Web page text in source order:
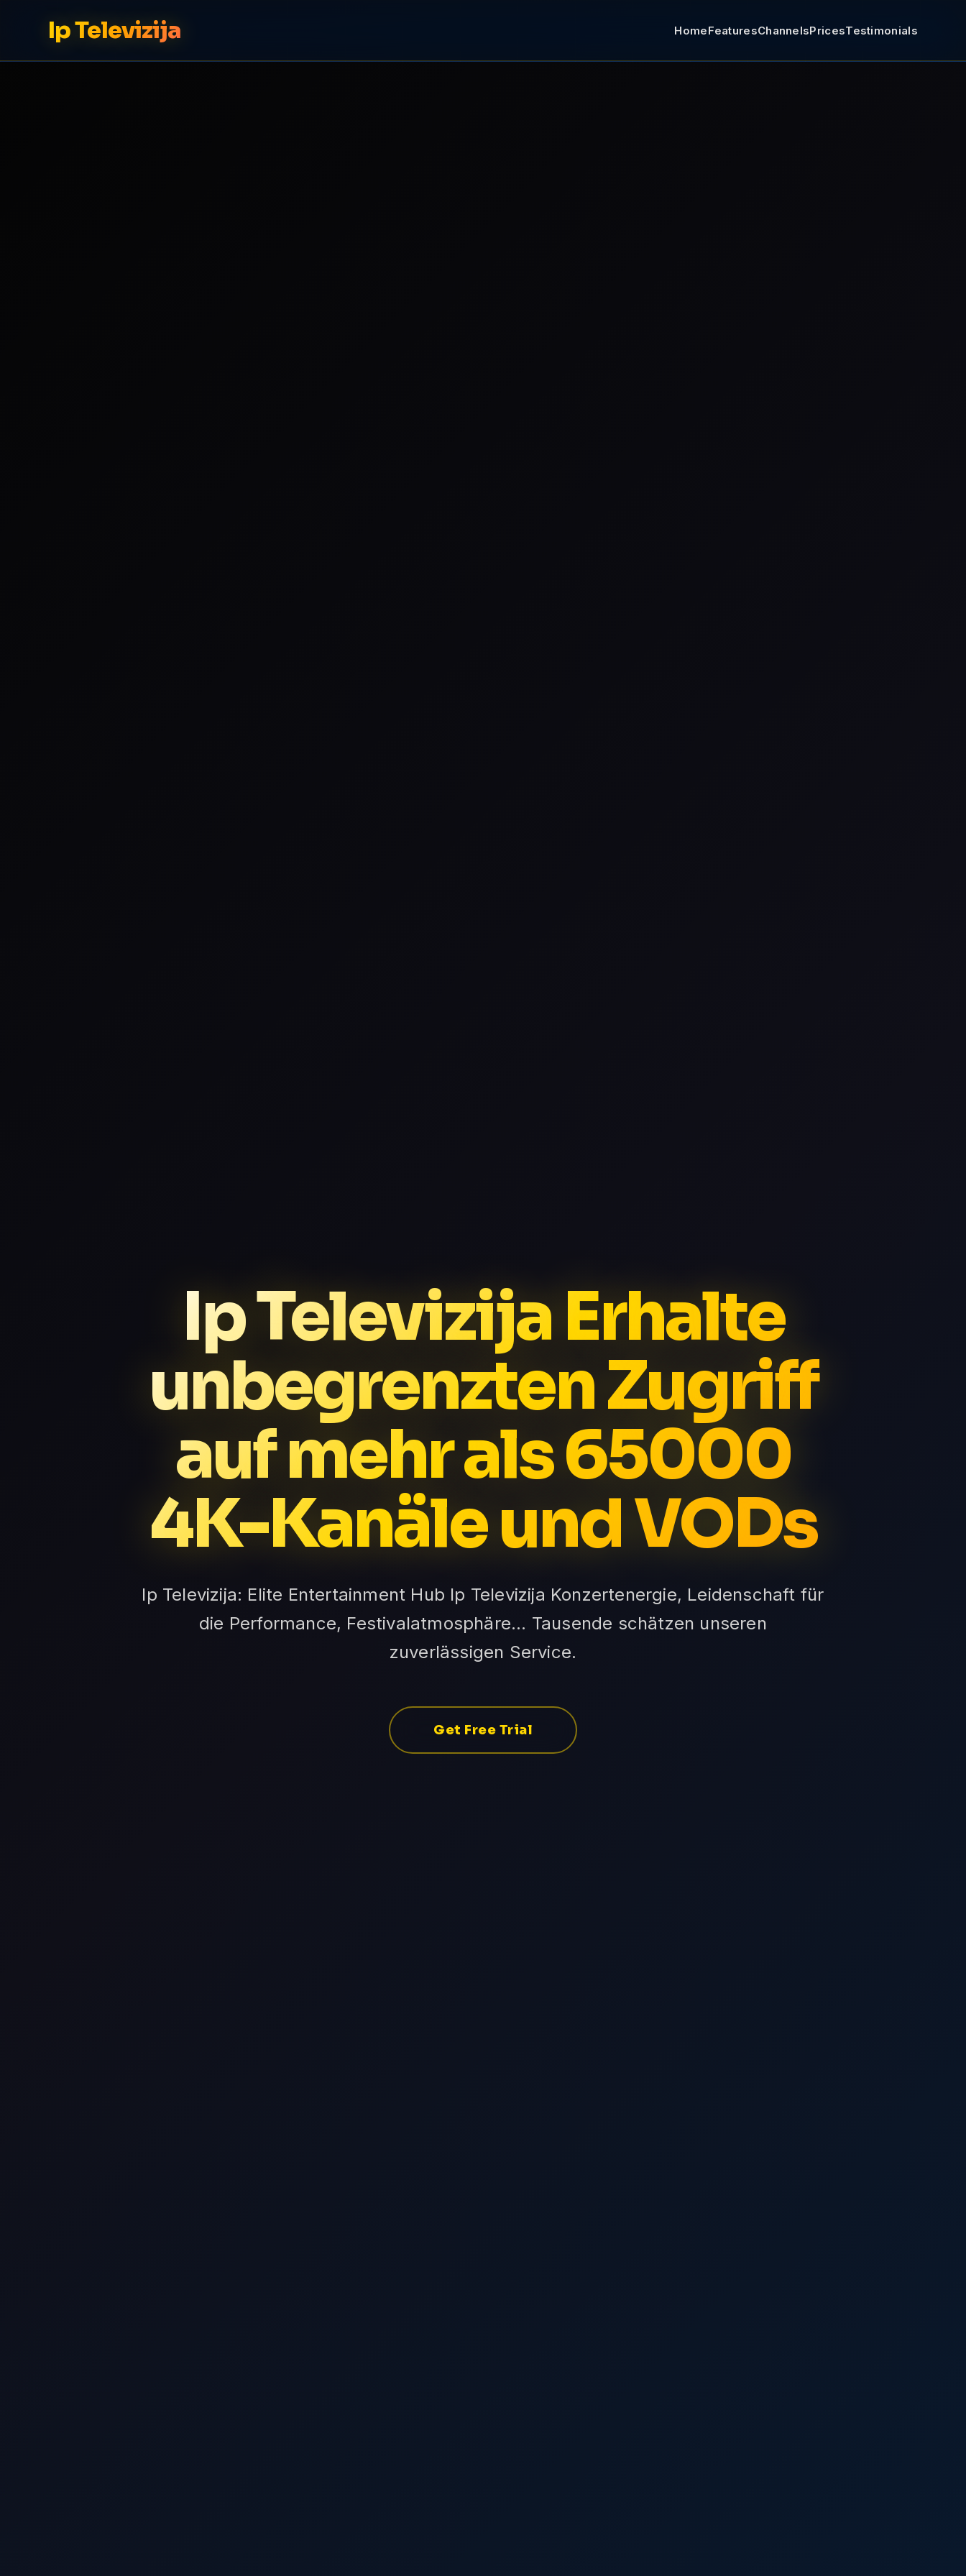
Ip Televizija HomeFeaturesChannelsPricesTestimonials
Ip Televizija Erhalte
unbegrenzten Zugriff
auf mehr als 65000
4K-Kanäle und VODs
Ip Televizija: Elite Entertainment Hub Ip Televizija Konzertenergie, Leidenschaft für
die Performance, Festivalatmosphäre... Tausende schätzen unseren
zuverlässigen Service.
Get Free Trial